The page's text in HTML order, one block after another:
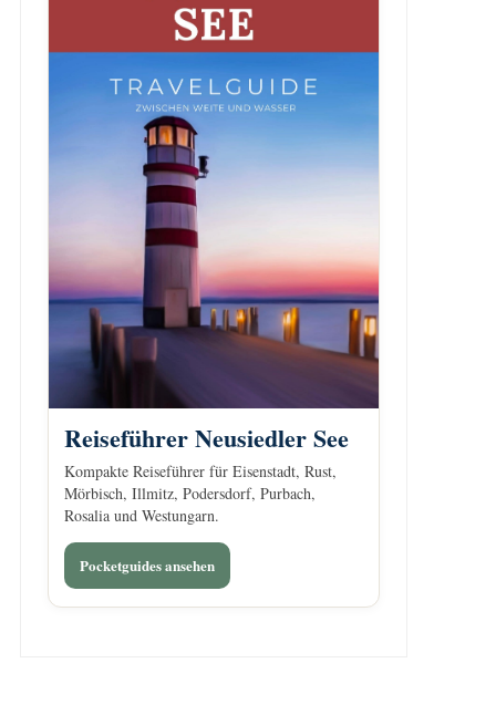
Reiseführer Neusiedler See
Kompakte Reiseführer für Eisenstadt, Rust,
Mörbisch, Illmitz, Podersdorf, Purbach,
Rosalia und Westungarn.
Pocketguides ansehen